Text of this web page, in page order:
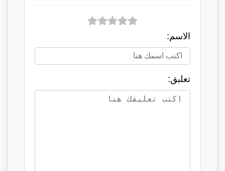
الاسم:
تعلبق: